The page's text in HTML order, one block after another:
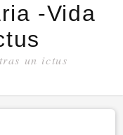
-vida
un ictus